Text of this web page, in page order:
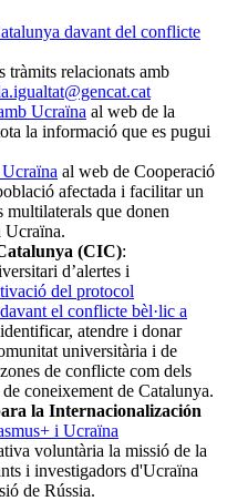
davant del conflicte
tràmits relacionats amb
Ucraïna al web de la
la informació que es pugui
al web de Cooperació
afectada i facilitar un
que donen
Ucraïna.
(CIC):
d’alertes i
del protocol
el conflicte bèl·lic a
identificar, atendre i donar
universitària i de
de conflicte com dels
coneixement de Catalunya.
la Internacionalización
i Ucraïna
voluntària la missió de la
i investigadors d'Ucraïna
de Rússia.